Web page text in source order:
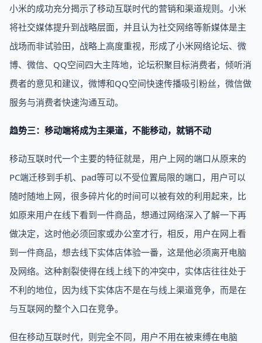
小米的成功充分揭示了移动互联时代的营销和渠道规则。小米
将社交媒体提升到战略层面，并且认为社交网络等新媒体是主
战场而非试验田，战略上高度重视，形成了小米网络论坛、微
博、微信、QQ空间四大主阵地，论坛积聚目标消费者，倾听消
费者的意见和建议，微博和QQ空间快速传播吸引粉丝，微信做
服务与消费者快速沟通互动。
趋势三：移动端将成为主渠道，不能移动，就销不动
移动互联时代一个主要的特征就是，用户上网的端口从原来的
PC端迁移到手机、pad等可以不受位置局限的端口，用户可以
随时随地上网，很多碎片化的时间可以被有效的利用起来，比
如原来用户在线下看到一件商品，想通过网络深入了解一下再
做决定，这时他必须回家或办公室才行，相反，用户在网上看
到一件商品，想去线下实体店体验一番，这是他必须离开电脑
及网络。这种割裂使得在线上线下的冲突中，实体店往往处于
不利的地位，因为线下实体店不是在与线上渠道竞争，而是在
与互联网的整个入口在竞争。
但在移动互联时代，则完全不同，用户不用在被束缚在电脑